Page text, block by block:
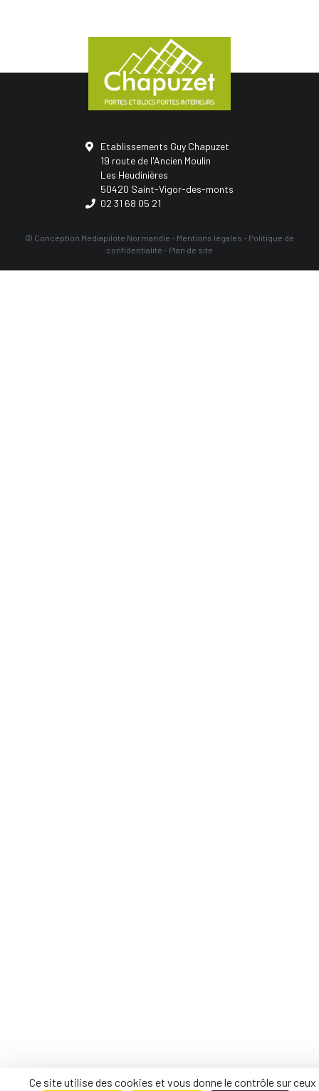
Etablissements Guy Chapuzet
19 route de l'Ancien Moulin
Les Heudinières
50420 Saint-Vigor-des-monts
02 31 68 05 21
© Conception Mediapilote Normandie - Mentions légales - Politique de
confidentialité - Plan de site
Ce site utilise des cookies et vous donne le contrôle sur